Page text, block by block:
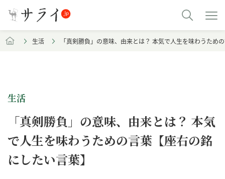
生活 「真剣勝負」の意味、由来とは？ 本気で人生を味わうため
生活
「真剣勝負」の意味、由来とは？ 本気
で人生を味わうための言葉【座右の銘
にしたい言葉】